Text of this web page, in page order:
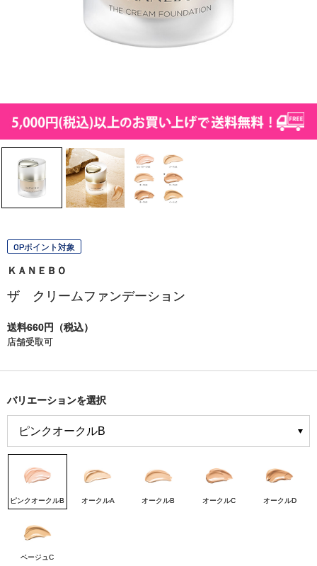
OPポイント対象
ＫＡＮＥＢＯ
ザ クリームファンデーション
送料660円（税込）
店舗受取可
バリエーションを選択
ピンクオークルB オークルA オークルB オークルC オークルD
ベージュC